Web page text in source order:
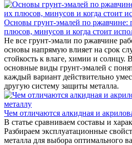
Основы грунт-эмалей по ржавчине:
плюсов, минусов и когда стоит
Не все грунт-эмали по ржавчине
основы напрямую влияет на срок
стойкость к влаге, химии и солнцу.
основные виды грунт-эмалей с
каждый вариант действительно
другую систему защиты металла.
Чем отличаются алкидная и
В статье сравниваем составы и
Разбираем эксплуатационные
металла для выбора оптимального